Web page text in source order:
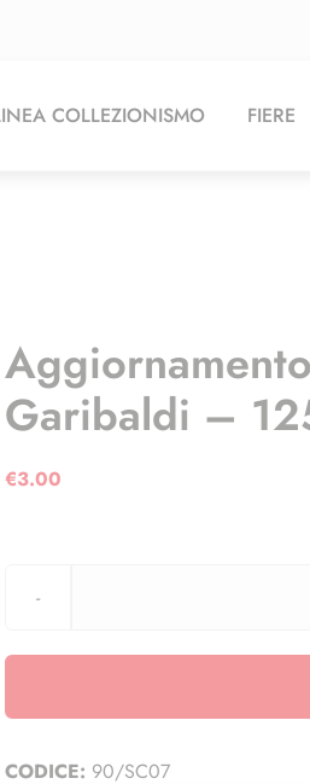
COLLEZIONISMO FIERE
Garibaldi –
€3.00
CODICE: 90/SC07